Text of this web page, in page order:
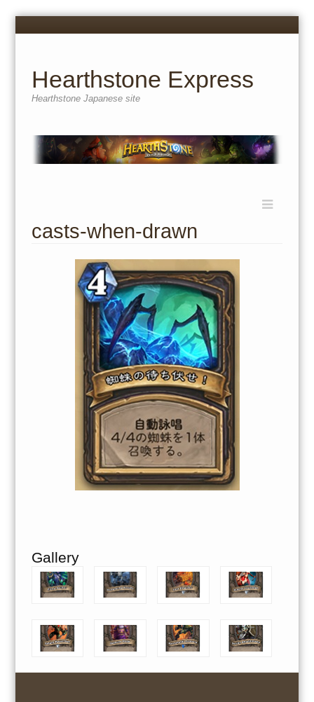
Menu
Hearthstone Express
Hearthstone Japanese site
content
casts-when-drawn
Gallery